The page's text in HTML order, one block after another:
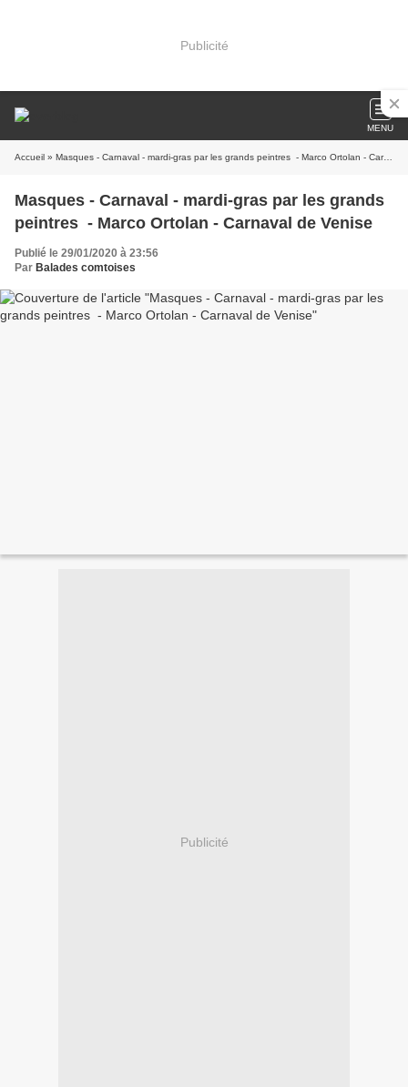
Publicité
MENU
Accueil » Masques - Carnaval - mardi-gras par les grands peintres - Marco Ortolan - Carnaval de Venise
Masques - Carnaval - mardi-gras par les grands
peintres - Marco Ortolan - Carnaval de Venise
Publié le 29/01/2020 à 23:56
Par Balades comtoises
Publicité